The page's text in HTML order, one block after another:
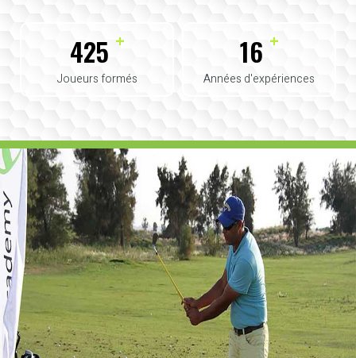
425 +
Joueurs formés
16 +
Années d'expériences